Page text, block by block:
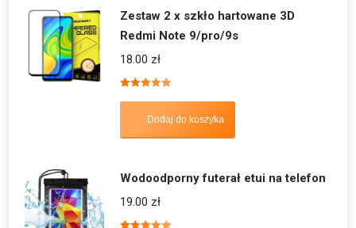
Zestaw 2 x szkło hartowane 3D
Redmi Note 9/pro/9s
18.00 zł
5.00
Dodaj do koszyka
Wodoodporny futerał etui na telefon
19.00 zł